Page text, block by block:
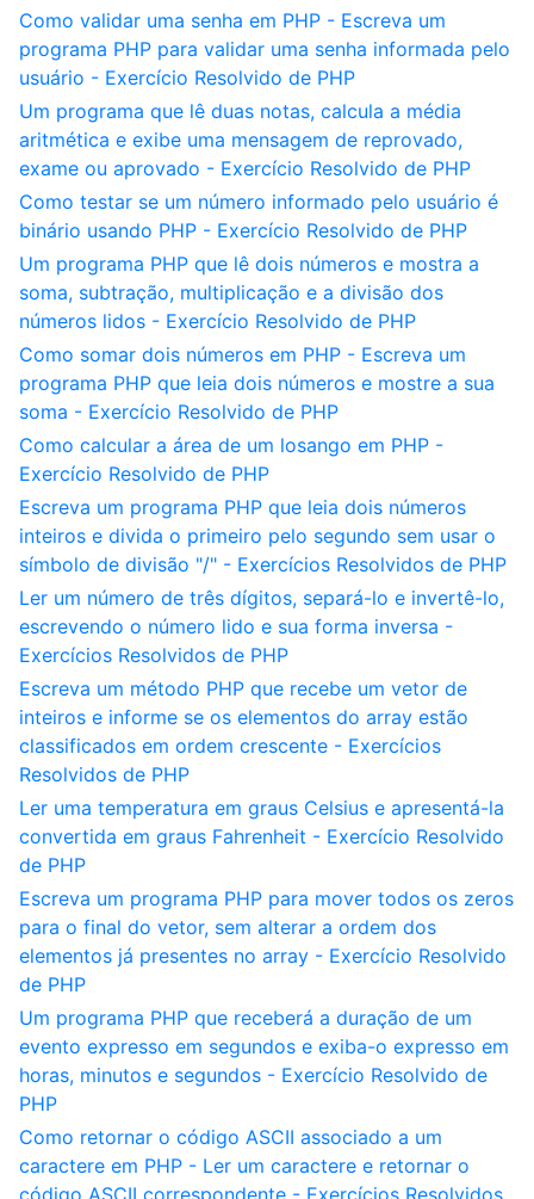
Como validar uma senha em PHP - Escreva um
programa PHP para validar uma senha informada pelo
usuário - Exercício Resolvido de PHP
Um programa que lê duas notas, calcula a média
aritmética e exibe uma mensagem de reprovado,
exame ou aprovado - Exercício Resolvido de PHP
Como testar se um número informado pelo usuário é
binário usando PHP - Exercício Resolvido de PHP
Um programa PHP que lê dois números e mostra a
soma, subtração, multiplicação e a divisão dos
números lidos - Exercício Resolvido de PHP
Como somar dois números em PHP - Escreva um
programa PHP que leia dois números e mostre a sua
soma - Exercício Resolvido de PHP
Como calcular a área de um losango em PHP -
Exercício Resolvido de PHP
Escreva um programa PHP que leia dois números
inteiros e divida o primeiro pelo segundo sem usar o
símbolo de divisão "/" - Exercícios Resolvidos de PHP
Ler um número de três dígitos, separá-lo e invertê-lo,
escrevendo o número lido e sua forma inversa -
Exercícios Resolvidos de PHP
Escreva um método PHP que recebe um vetor de
inteiros e informe se os elementos do array estão
classificados em ordem crescente - Exercícios
Resolvidos de PHP
Ler uma temperatura em graus Celsius e apresentá-la
convertida em graus Fahrenheit - Exercício Resolvido
de PHP
Escreva um programa PHP para mover todos os zeros
para o final do vetor, sem alterar a ordem dos
elementos já presentes no array - Exercício Resolvido
de PHP
Um programa PHP que receberá a duração de um
evento expresso em segundos e exiba-o expresso em
horas, minutos e segundos - Exercício Resolvido de
PHP
Como retornar o código ASCII associado a um
caractere em PHP - Ler um caractere e retornar o
código ASCII correspondente - Exercícios Resolvidos